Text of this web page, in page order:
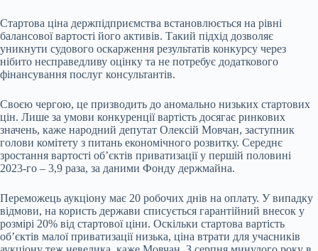
Стартова ціна держпідприємства встановлюється на рівні
балансової вартості його активів. Такий підхід дозволяє
уникнути судового оскарження результатів конкурсу через
нібито несправедливу оцінку та не потребує додаткового
фінансування послуг консультантів.
Своєю чергою, це призводить до аномально низьких стартових
цін. Лише за умови конкуренції вартість досягає ринкових
значень, каже народний депутат Олексій Мовчан, заступник
голови комітету з питань економічного розвитку. Середнє
зростання вартості обʼєктів приватизації у першій половині
2023-го – 3,9 раза, за даними Фонду держмайна.
Переможець аукціону має 20 робочих днів на оплату. У випадку
відмови, на користь держави списується гарантійний внесок у
розмірі 20% від стартової ціни. Оскільки стартова вартість
обʼєктів малої приватизації низька, ціна втрати для учасників